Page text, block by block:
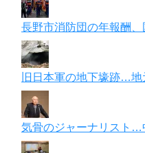
長野市消防団の年報酬
旧日本軍の地下壕跡…
気骨のジャーナリスト…